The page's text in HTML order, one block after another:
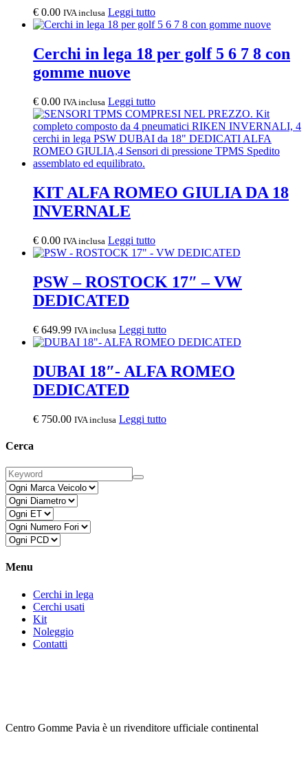
€ 0.00 IVA inclusa Leggi tutto
Cerchi in lega 18 per golf 5 6 7 8 con
gomme nuove
€ 0.00 IVA inclusa Leggi tutto
KIT ALFA ROMEO GIULIA DA 18
INVERNALE
€ 0.00 IVA inclusa Leggi tutto
PSW – ROSTOCK 17″ – VW
DEDICATED
€ 649.99 IVA inclusa Leggi tutto
DUBAI 18″- ALFA ROMEO
DEDICATED
€ 750.00 IVA inclusa Leggi tutto
Cerca
Menu
Cerchi in lega
Cerchi usati
Kit
Noleggio
Contatti
Centro Gomme Pavia è un rivenditore ufficiale continental